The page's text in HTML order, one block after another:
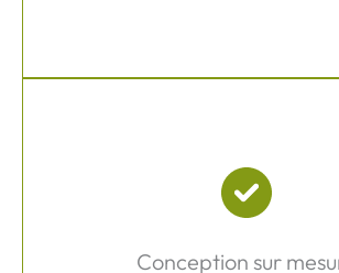
Conception sur